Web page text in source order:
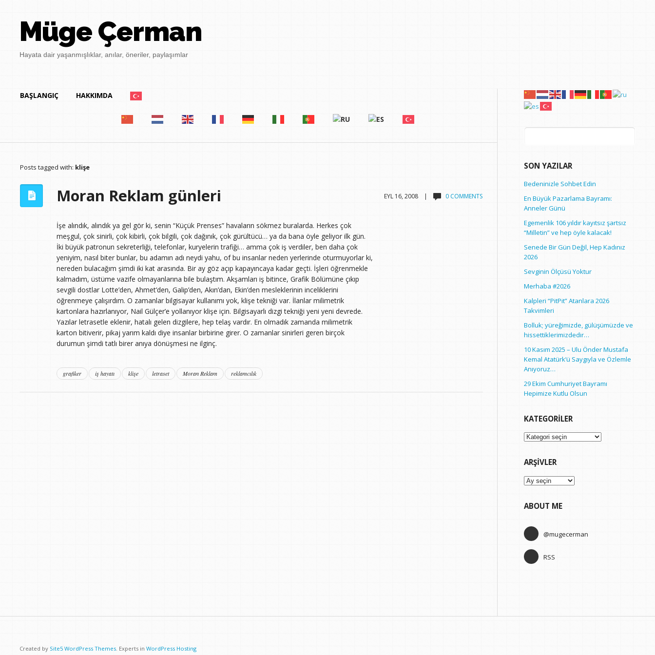
Müge Çerman
Hayata dair yaşanmışlıklar, anılar, öneriler, paylaşımlar
BAŞLANGIÇ HAKKIMDA
Posts tagged with: klişe
EYL 16, 2008 | 0 COMMENTS
Moran Reklam günleri
İşe alındık, alındık ya gel gör ki, senin “Küçük Prenses” havaların sökmez buralarda. Herkes çok
meşgul, çok sinirli, çok kibirli, çok bilgili, çok dağınık, çok gürültücü… ya da bana öyle geliyor ilk gün.
İki büyük patronun sekreterliği, telefonlar, kuryelerin trafiği… amma çok iş verdiler, ben daha çok
yeniyim, nasıl biter bunlar, bu adamın adı neydi yahu, of bu insanlar neden yerlerinde oturmuyorlar ki,
nereden bulacağım şimdi iki kat arasında. Bir ay göz açıp kapayıncaya kadar geçti. İşleri öğrenmekle
kalmadım, üstüme vazife olmayanlarına bile bulaştım. Akşamları iş bitince, Grafik Bölümüne çıkıp
sevgili dostlar Lotte’den, Ahmet’den, Galip’den, Akın’dan, Ekin’den mesleklerinin inceliklerini
öğrenmeye çalışırdım. O zamanlar bilgisayar kullanımı yok, klişe tekniği var. İlanlar milimetrik
kartonlara hazırlanıyor, Nail Gülçer’e yollanıyor klişe için. Bilgisayarlı dizgi tekniği yeni yeni devrede.
Yazılar letrasetle eklenir, hatalı gelen dizgilere, hep telaş vardır. En olmadık zamanda milimetrik
karton bitiverir, pikaj yarım kaldı diye insanlar birbirine girer. O zamanlar sinirleri geren birçok
durumun şimdi tatlı birer anıya dönüşmesi ne ilginç.
grafiker iş hayatı klişe letraset Moran Reklam reklamcılık
Arama:
SON YAZILAR
Bedeninizle Sohbet Edin
En Büyük Pazarlama Bayramı:
Anneler Günü
Egemenlik 106 yıldır kayıtsız şartsız
“Milletin” ve hep öyle kalacak!
Senede Bir Gün Değil, Hep Kadınız
2026
Sevginin Ölçüsü Yoktur
Merhaba #2026
Kalpleri “PitPit” Atanlara 2026
Takvimleri
Bolluk; yüreğimizde, gülüşümüzde ve
hissettiklerimizdedir…
10 Kasım 2025 – Ulu Önder Mustafa
Kemal Atatürk’ü Saygıyla ve Özlemle
Anıyoruz…
29 Ekim Cumhuriyet Bayramı
Hepimize Kutlu Olsun
KATEGORILER
Kategoriler
ARŞIVLER
Arşivler
ABOUT ME
@mugecerman
RSS
Created by Site5 WordPress Themes . Experts inWordPress Hosting